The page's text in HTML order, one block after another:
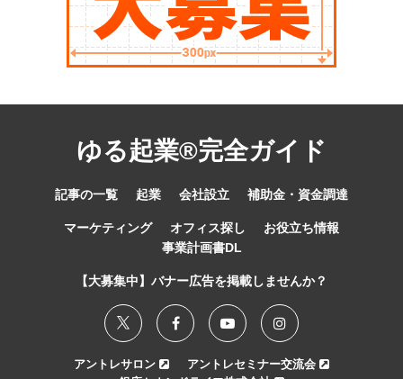
ゆる起業®完全ガイド
記事の一覧 起業 会社設立 補助金・資金調達
マーケティング オフィス探し
お役立ち情報
事業計画書DL
【大募集中】バナー広告を掲載しませんか？
アントレサロン
アントレセミナー交流会